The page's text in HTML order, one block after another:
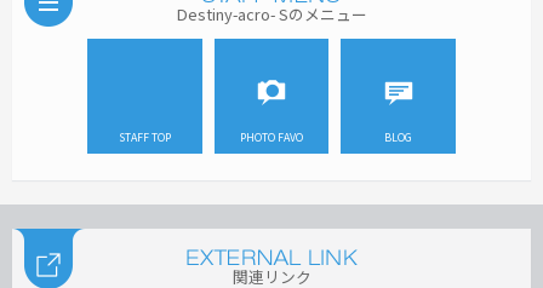
Destiny-acro- Sのメニュー
STAFF TOP PHOTO FAVO BLOG
関連リンク